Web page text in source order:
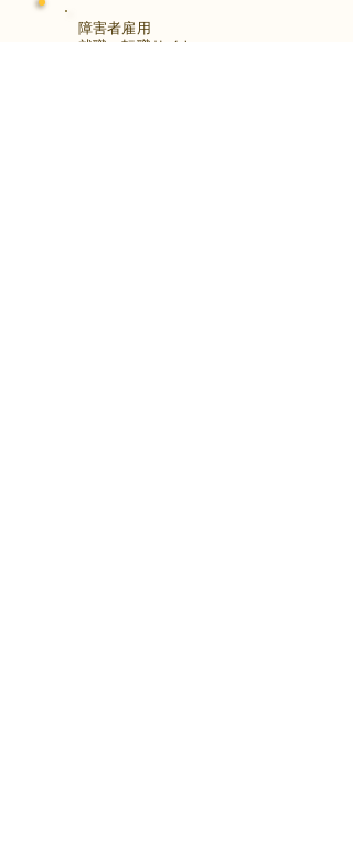
障害者雇用
​就職・転職サイト